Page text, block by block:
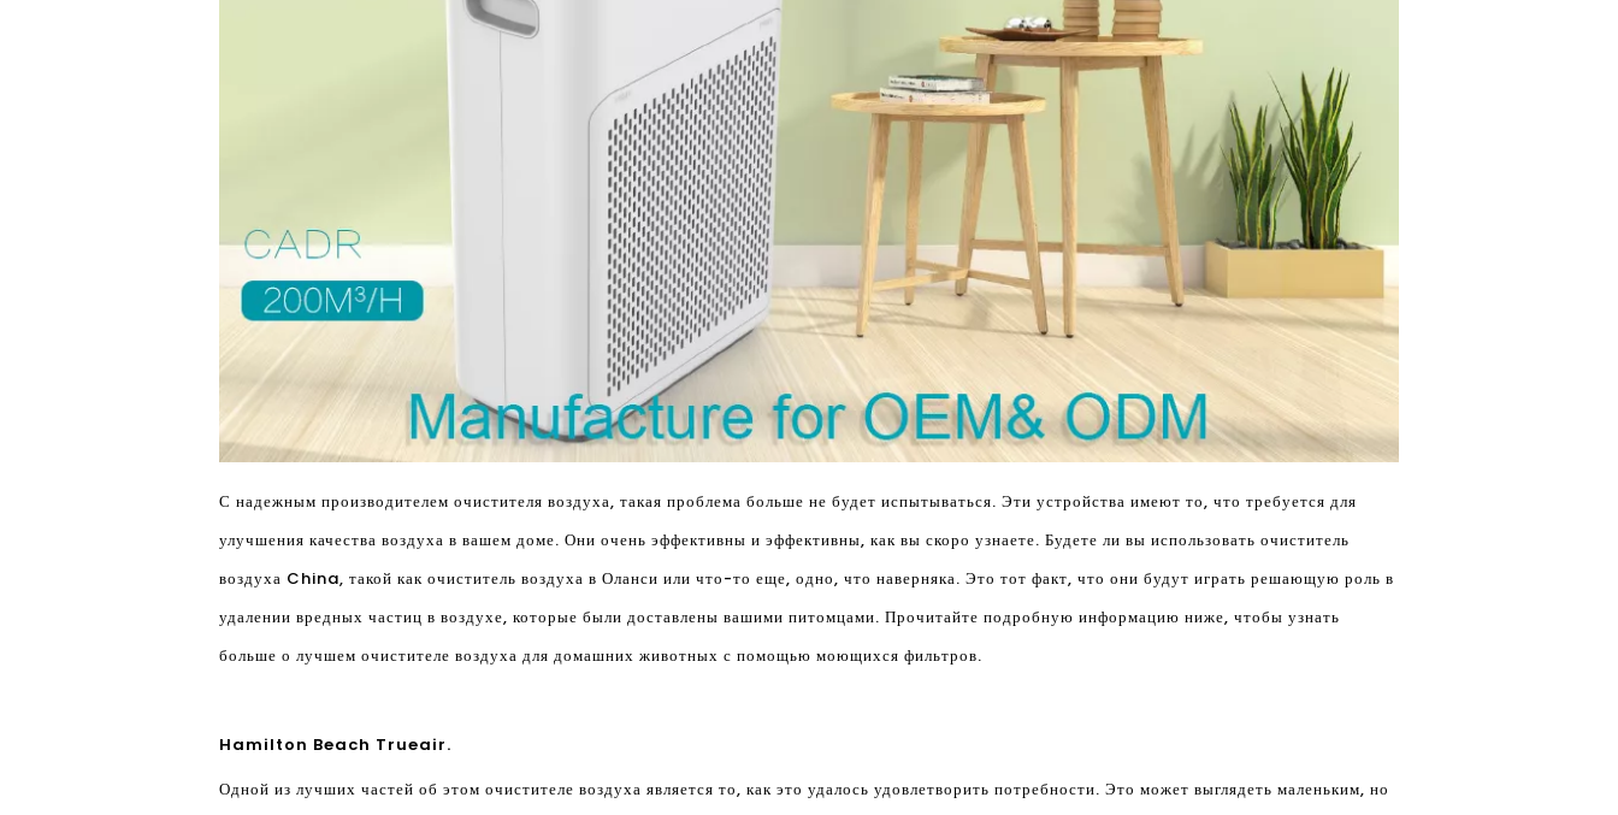
С надежным производителем очистителя воздуха, такая проблема больше не будет испытываться. Эти устройства имеют то, что требуется для
улучшения качества воздуха в вашем доме. Они очень эффективны и эффективны, как вы скоро узнаете. Будете ли вы использовать очиститель
воздуха China, такой как очиститель воздуха в Оланси или что-то еще, одно, что наверняка. Это тот факт, что они будут играть решающую роль в
удалении вредных частиц в воздухе, которые были доставлены вашими питомцами. Прочитайте подробную информацию ниже, чтобы узнать
больше о лучшем очистителе воздуха для домашних животных с помощью моющихся фильтров.
Hamilton Beach Trueair.
Одной из лучших частей об этом очистителе воздуха является то, как это удалось удовлетворить потребности. Это может выглядеть маленьким, но